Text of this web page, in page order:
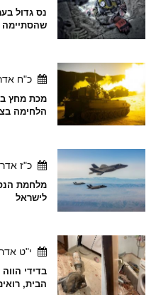
נס גדול
כ"ח אדר
מכת מחץ
הלחימה
כ"ז אדר
מלחמת
לישראל
י"ט אדר
בדידי
הבית,